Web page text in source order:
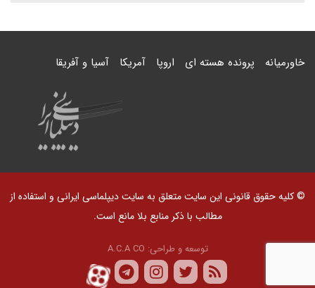
خاورمیانه پرونده هسته ای اروپا آمریکا آسیا و آفریقا
© کلیه حقوق قانونی این سایت متعلق به سایت دیپلماسی ایرانی و استفاده از
مطالب با ذکر منابع بلا مانع است.
توسعه و طراحی: A.C.A CO